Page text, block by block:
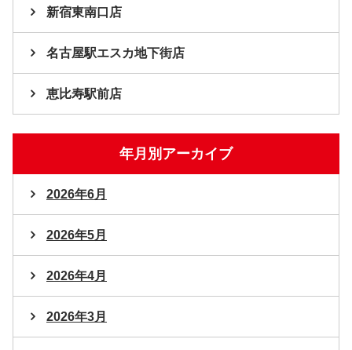
新宿東南口店
名古屋駅エスカ地下街店
恵比寿駅前店
年月別アーカイブ
2026年6月
2026年5月
2026年4月
2026年3月